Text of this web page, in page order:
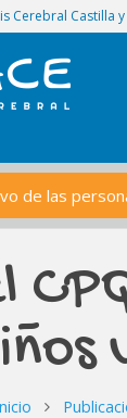
Cerebral Castilla
de las